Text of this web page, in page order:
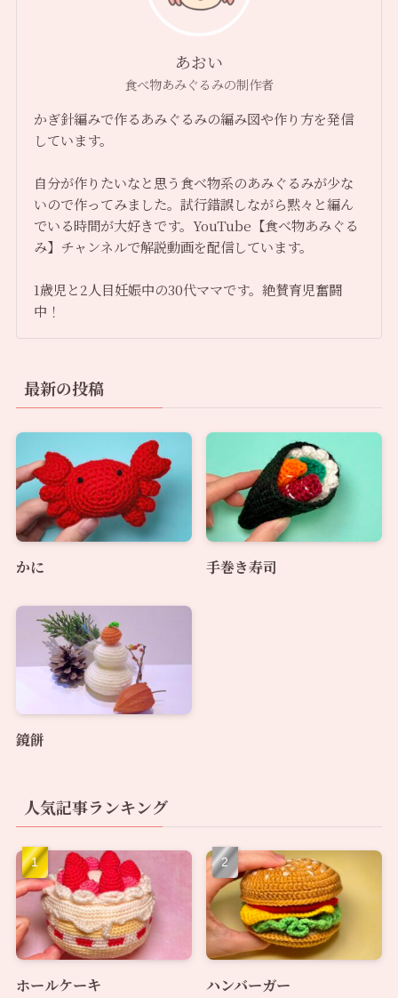
あおい
食べ物あみぐるみの制作者
かぎ針編みで作るあみぐるみの編み図や作り方を発信
しています。
自分が作りたいなと思う食べ物系のあみぐるみが少な
いので作ってみました。試行錯誤しながら黙々と編ん
でいる時間が大好きです。YouTube【食べ物あみぐる
み】チャンネルで解説動画を配信しています。
1歳児と2人目妊娠中の30代ママです。絶賛育児奮闘
中！
最新の投稿
かに 手巻き寿司
鏡餅
人気記事ランキング
ホールケーキ ハンバーガー